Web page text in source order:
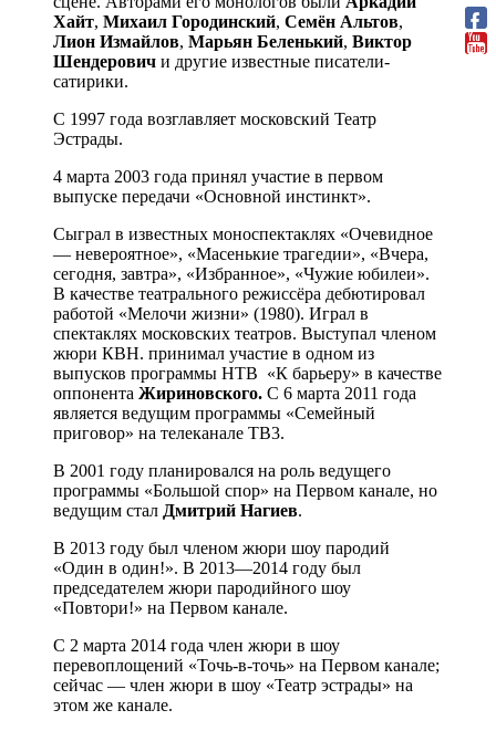
Хайт, Михаил Городинский, Семён Альтов,
Лион Измайлов, Марьян Беленький, Виктор
Шендерович и другие известные писатели-
сатирики.
С 1997 года возглавляет московский Театр
Эстрады.
4 марта 2003 года принял участие в первом
выпуске передачи «Основной инстинкт».
Сыграл в известных моноспектаклях «Очевидное
— невероятное», «Масенькие трагедии», «Вчера,
сегодня, завтра», «Избранное», «Чужие юбилеи».
В качестве театрального режиссёра дебютировал
работой «Мелочи жизни» (1980). Играл в
спектаклях московских театров. Выступал членом
жюри КВН. принимал участие в одном из
выпусков программы НТВ «К барьеру» в качестве
оппонента Жириновского. С 6 марта 2011 года
является ведущим программы «Семейный
приговор» на телеканале ТВ3.
В 2001 году планировался на роль ведущего
программы «Большой спор» на Первом канале, но
ведущим стал Дмитрий Нагиев.
В 2013 году был членом жюри шоу пародий
«Один в один!». В 2013—2014 году был
председателем жюри пародийного шоу
«Повтори!» на Первом канале.
C 2 марта 2014 года член жюри в шоу
перевоплощений «Точь-в-точь» на Первом канале;
сейчас — член жюри в шоу «Театр эстрады» на
этом же канале.